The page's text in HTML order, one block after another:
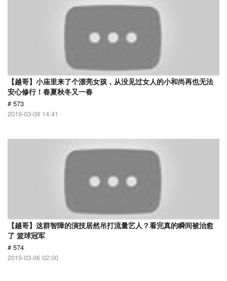
【越哥】小庙里来了个漂亮女孩，从没见过女人的小和尚再也无法
安心修行！春夏秋冬又一春
# 573
2019-03-09 14:41
【越哥】这群智障的演技居然吊打流量艺人？看完真的瞬间被治愈
了 篮球冠军
# 574
2019-03-06 02:00